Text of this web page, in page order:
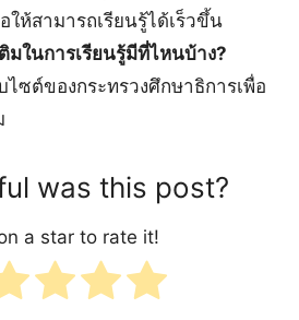
ให้สามารถเรียนรู้ได้เร็วขึ้น
มในการเรียนรู้มีที่ไหนบ้าง?
ไซต์ของกระทรวงศึกษาธิการเพื่อ
was this post?
a star to rate it!